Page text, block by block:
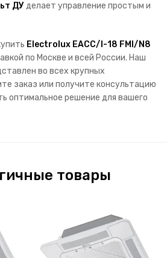
ДУделает управление простым и
Electrolux EACC/I-18 FMI/N8
по Москве и всей России. Наш
во всех крупных
заказ или получите консультацию
оптимальное решение для вашего
товары